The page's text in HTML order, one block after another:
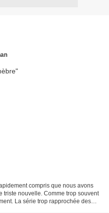
compris que nous avons
triste nouvelle. Comme trop souvent
La série trop rapprochée des